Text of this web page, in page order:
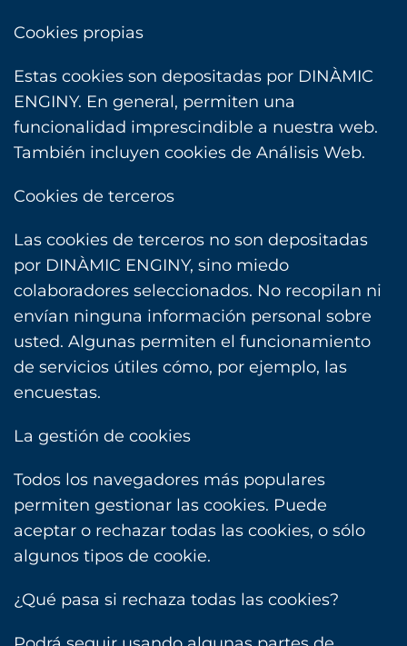
Cookies propias
Estas cookies son depositadas por DINÀMIC
ENGINY. En general, permiten una
funcionalidad imprescindible a nuestra web.
También incluyen cookies de Análisis Web.
Cookies de terceros
Las cookies de terceros no son depositadas
por DINÀMIC ENGINY, sino miedo
colaboradores seleccionados. No recopilan ni
envían ninguna información personal sobre
usted. Algunas permiten el funcionamiento
de servicios útiles cómo, por ejemplo, las
encuestas.
La gestión de cookies
Todos los navegadores más populares
permiten gestionar las cookies. Puede
aceptar o rechazar todas las cookies, o sólo
algunos tipos de cookie.
¿Qué pasa si rechaza todas las cookies?